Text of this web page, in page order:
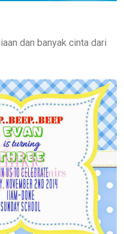
dan banyak cinta dari